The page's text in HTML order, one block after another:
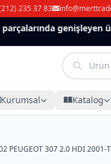
235 37 83
genişleyen
Kurumsal Katalog